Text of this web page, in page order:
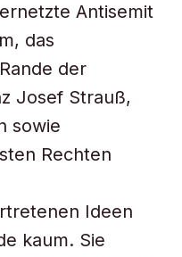
Antisemit
das
der
Josef Strauß,
sowie
Rechten
Ideen
kaum. Sie